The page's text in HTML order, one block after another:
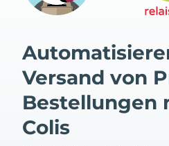
Versand von
Bestellungen
Colis